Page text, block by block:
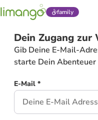
family
Dein Zugang zur
Gib Deine E-Mail-
starte Dein
E-Mail *